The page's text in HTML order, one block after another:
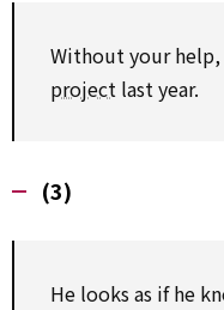
Without your help,
project last year.
(3)
He looks as if he